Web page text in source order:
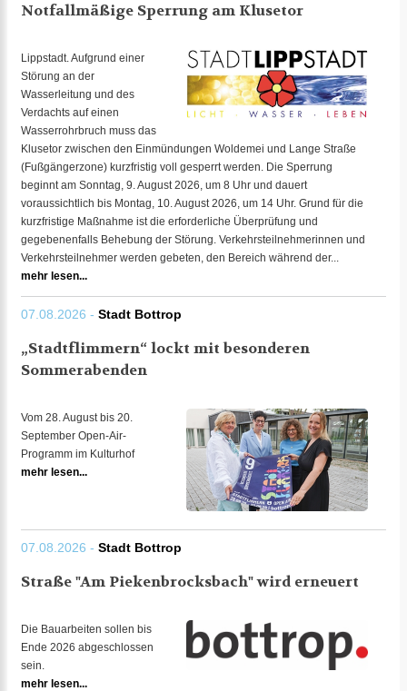
Notfallmäßige Sperrung am Klusetor
Lippstadt. Aufgrund einer
Störung an der
Wasserleitung und des
Verdachts auf einen
Wasserrohrbruch muss das
Klusetor zwischen den Einmündungen Woldemei und Lange Straße
(Fußgängerzone) kurzfristig voll gesperrt werden. Die Sperrung
beginnt am Sonntag, 9. August 2026, um 8 Uhr und dauert
voraussichtlich bis Montag, 10. August 2026, um 14 Uhr. Grund für die
kurzfristige Maßnahme ist die erforderliche Überprüfung und
gegebenenfalls Behebung der Störung. Verkehrsteilnehmerinnen und
Verkehrsteilnehmer werden gebeten, den Bereich während der...
mehr lesen...
07.08.2026 - Stadt Bottrop
„Stadtflimmern“ lockt mit besonderen
Sommerabenden
Vom 28. August bis 20.
September Open-Air-
Programm im Kulturhof
mehr lesen...
07.08.2026 - Stadt Bottrop
Straße "Am Piekenbrocksbach" wird erneuert
Die Bauarbeiten sollen bis
Ende 2026 abgeschlossen
sein.
mehr lesen...